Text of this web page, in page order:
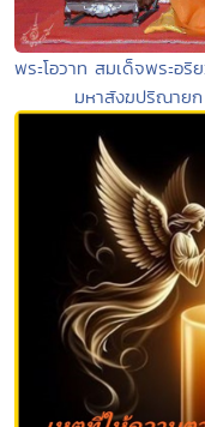
พระโอวาท สมเด็จพระอ
มหาสังฆปริณาย